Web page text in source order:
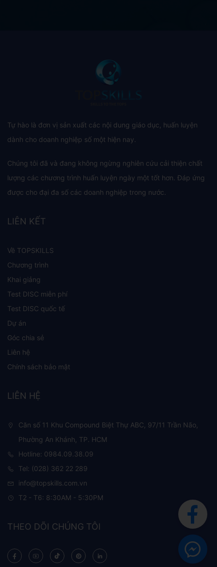
Tự hào là đơn vị sản xuất các nội dung giáo dục, huấn luyện
dành cho doanh nghiệp số một hiện nay.
Chúng tôi đã và đang không ngừng nghiên cứu cải thiện chất
lượng các chương trình huấn luyện ngày một tốt hơn. Đáp ứng
được cho đại đa số các doanh nghiệp trong nước.
LIÊN KẾT
Về TOPSKILLS
Chương trình
Khai giảng
Test DISC miễn phí
Test DISC quốc tế
Dự án
Góc chia sẻ
Liên hệ
Chính sách bảo mật
LIÊN HỆ
Căn số 11 Khu Compound Biệt Thự ABC, 97/11 Trần Não,
Phường An Khánh, TP. HCM
Hotline: 0984.09.38.09
Tel: (028) 362 22 289
info@topskills.com.vn
T2 - T6: 8:30AM - 5:30PM
THEO DÕI CHÚNG TÔI